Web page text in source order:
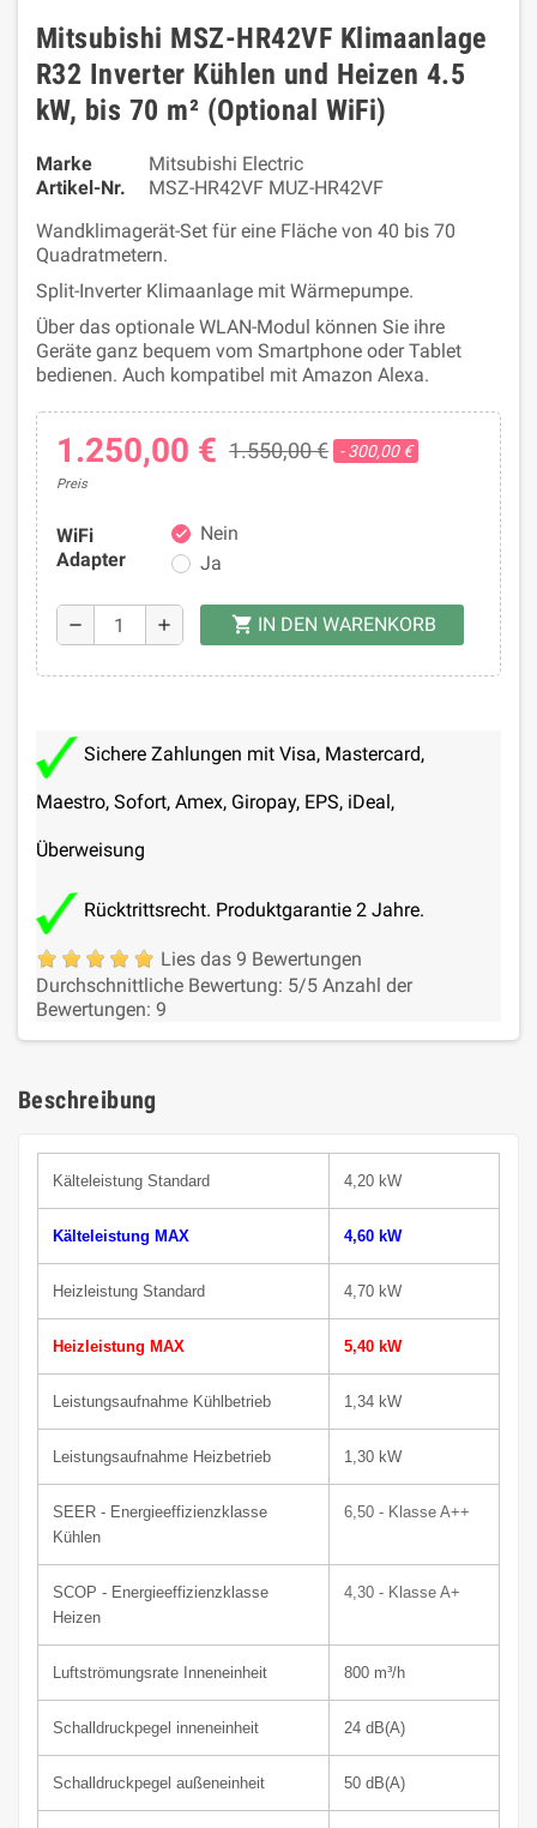
Mitsubishi MSZ-HR42VF Klimaanlage
R32 Inverter Kühlen und Heizen 4.5
kW, bis 70 m² (Optional WiFi)
Marke
Mitsubishi Electric
Artikel-Nr.
MSZ-HR42VF MUZ-HR42VF
Wandklimagerät-Set für eine Fläche von 40 bis 70
Quadratmetern.
Split-Inverter Klimaanlage mit Wärmepumpe.
Über das optionale WLAN-Modul können Sie ihre
Geräte ganz bequem vom Smartphone oder Tablet
bedienen. Auch kompatibel mit Amazon Alexa.
1.250,00 € 1.550,00 € - 300,00 €
Preis
WiFi
Adapter
check
Nein
Ja
remove add shopping_cart IN DEN WARENKORB
Sichere Zahlungen mit Visa, Mastercard,
Maestro, Sofort, Amex, Giropay, EPS, iDeal,
Überweisung
Rücktrittsrecht. Produktgarantie 2 Jahre.
Lies das 9 Bewertungen
Durchschnittliche Bewertung: 5/5 Anzahl der
Bewertungen: 9
Beschreibung
Kälteleistung Standard 4,20 kW
Kälteleistung MAX 4,60 kW
Heizleistung Standard 4,70 kW
Heizleistung MAX 5,40 kW
Leistungsaufnahme Kühlbetrieb 1,34 kW
Leistungsaufnahme Heizbetrieb 1,30 kW
SEER - Energieeffizienzklasse
Kühlen
6,50 - Klasse A++
SCOP - Energieeffizienzklasse
Heizen
4,30 - Klasse A+
Luftströmungsrate Inneneinheit 800 m³/h
Schalldruckpegel inneneinheit 24 dB(A)
Schalldruckpegel außeneinheit 50 dB(A)